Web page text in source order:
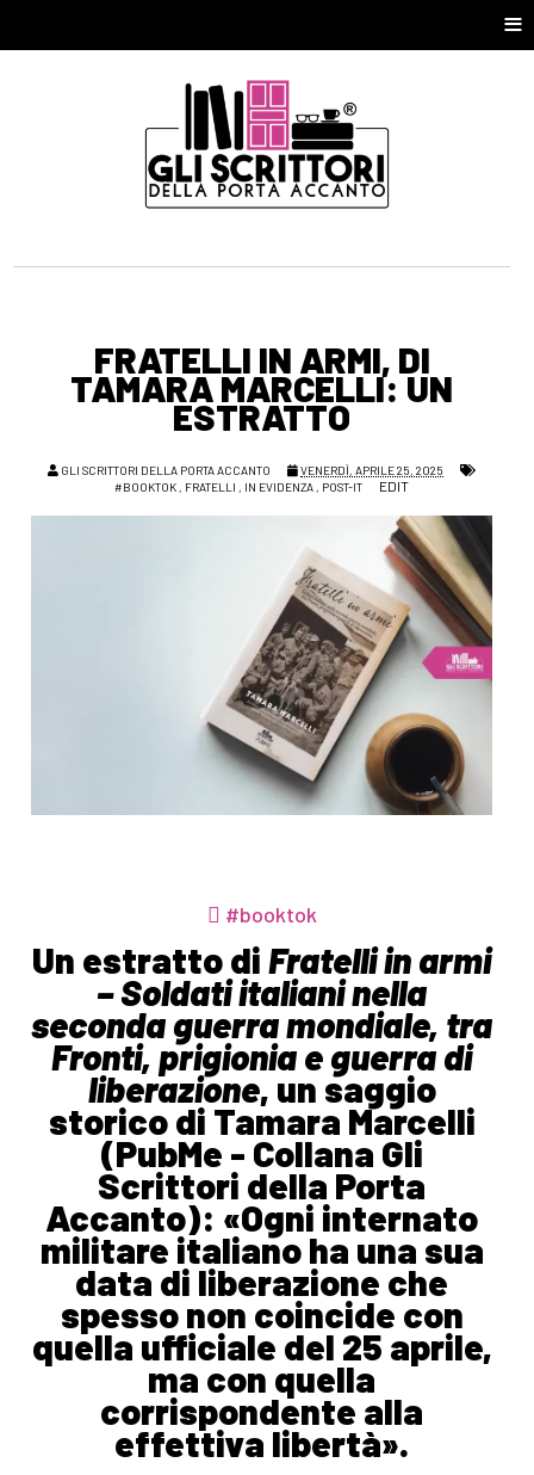
≡
FRATELLI IN ARMI, DI
TAMARA MARCELLI: UN
ESTRATTO
GLI SCRITTORI DELLA PORTA ACCANTO
VENERDÌ, APRILE 25, 2025
#BOOKTOK , FRATELLI , IN EVIDENZA , POST-IT EDIT
#booktok
Un estratto diFratelli in armi
– Soldati italiani nella
seconda guerra mondiale, tra
Fronti, prigionia e guerra di
liberazione, un saggio
storico di Tamara Marcelli
(PubMe - Collana Gli
Scrittori della Porta
Accanto): «Ogni internato
militare italiano ha una sua
data di liberazione che
spesso non coincide con
quella ufficiale del 25 aprile,
ma con quella
corrispondente alla
effettiva libertà».